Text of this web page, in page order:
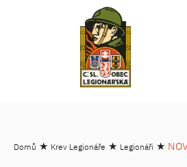
Domů ★ Krev Legionáře ★ Legionáři ★